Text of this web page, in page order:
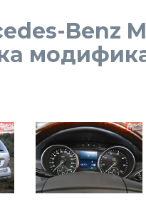
Benz